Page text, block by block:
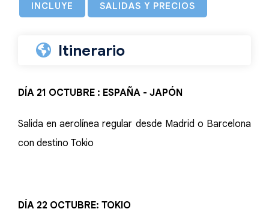
INCLUYE SALIDAS Y PRECIOS
Itinerario
DÍA 21 OCTUBRE : ESPAÑA - JAPÓN
Salida en aerolínea regular desde Madrid o Barcelona
con destino Tokio
DÍA 22 OCTUBRE: TOKIO